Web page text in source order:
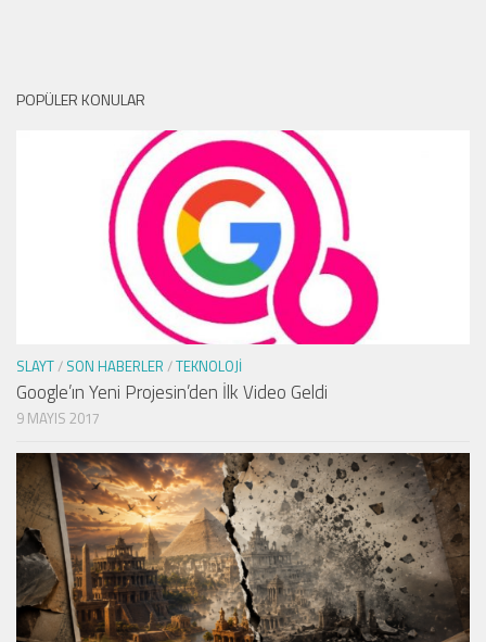
POPÜLER KONULAR
SLAYT/ SON HABERLER /TEKNOLOJI
Google’ın Yeni Projesin’den İlk Video Geldi
9 MAYIS 2017